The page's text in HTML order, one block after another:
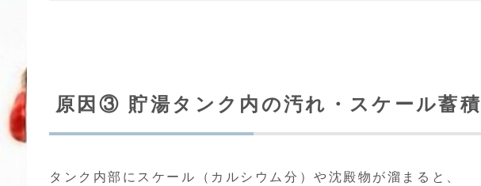
原因③ 貯湯タンク内の汚れ・スケール蓄積
タンク内部にスケール（カルシウム分）や沈殿物が溜まると、